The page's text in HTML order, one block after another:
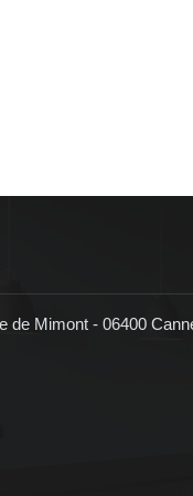
de Mimont - 06400